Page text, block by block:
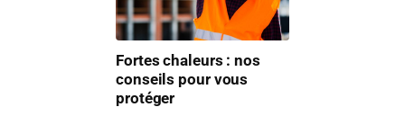
Fortes chaleurs : nos
conseils pour vous
protéger